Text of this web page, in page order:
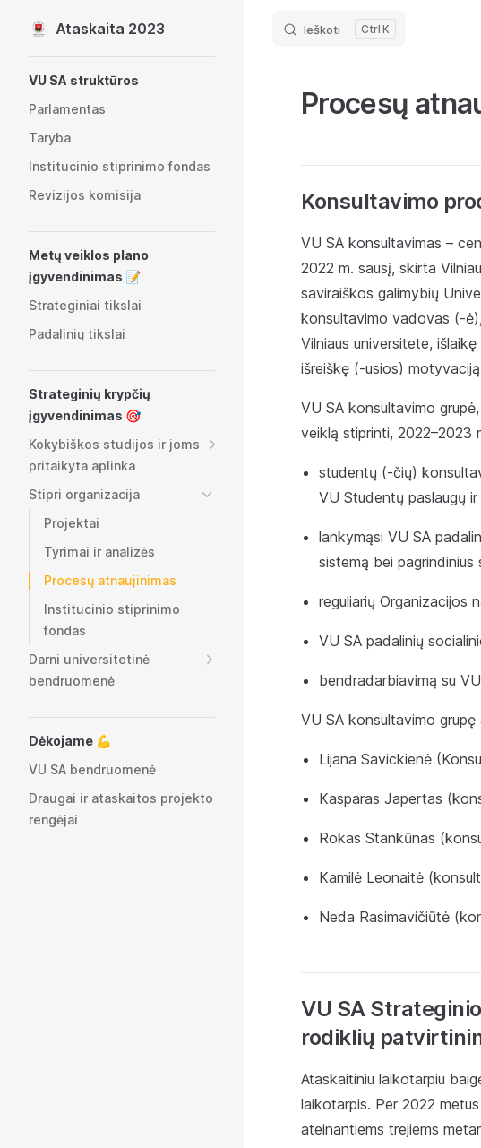
Skip to content
Ataskaita 2023 Ieškoti K
VU SA struktūros
Parlamentas
Taryba
Institucinio stiprinimo fondas
Revizijos komisija
Metų veiklos plano
įgyvendinimas 📝
Strateginiai tikslai
Padalinių tikslai
Strateginių krypčių
įgyvendinimas 🎯
Kokybiškos studijos ir joms
pritaikyta aplinka
Stipri organizacija
Projektai
Tyrimai ir analizės
Procesų atnaujinimas
Institucinio stiprinimo
fondas
Darni universitetinė
bendruomenė
Dėkojame 💪
VU SA bendruomenė
Draugai ir ataskaitos projekto
rengėjai
Procesų
Konsultavimo
VU SA konsultavimas –
2022 m. sausį, skirta
saviraiškos galimybių
konsultavimo vadovas (-
Vilniaus universitete,
išreiškę (-usios)
VU SA konsultavimo
veiklą stiprinti, 2022–2023
studentų (-čių)
VU Studentų paslaugų
lankymąsi VU SA
sistemą bei
reguliarių Organizacijos
VU SA padalinių
bendradarbiavimą su
VU SA konsultavimo
Lijana Savickienė
Kasparas Japertas
Rokas Stankūnas
Kamilė Leonaitė
Neda Rasimavičiūtė
VU SA
rodiklių
Ataskaitiniu laikotarpiu
laikotarpis. Per 2022
ateinantiems trejiems